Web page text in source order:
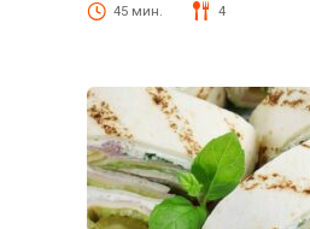
45 мин. 4